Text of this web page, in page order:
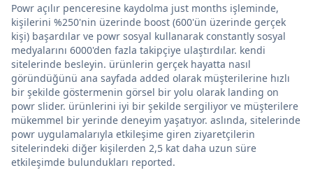
Powr açılır penceresine kaydolma just months işleminde,
kişilerini %250'nin üzerinde boost (600'ün üzerinde gerçek
kişi) başardılar ve powr sosyal kullanarak constantly sosyal
medyalarını 6000'den fazla takipçiye ulaştırdılar. kendi
sitelerinde besleyin. ürünlerin gerçek hayatta nasıl
göründüğünü ana sayfada added olarak müşterilerine hızlı
bir şekilde göstermenin görsel bir yolu olarak landing on
powr slider. ürünlerini iyi bir şekilde sergiliyor ve müşterilere
mükemmel bir yerinde deneyim yaşatıyor. aslında, sitelerinde
powr uygulamalarıyla etkileşime giren ziyaretçilerin
sitelerindeki diğer kişilerden 2,5 kat daha uzun süre
etkileşimde bulundukları reported.